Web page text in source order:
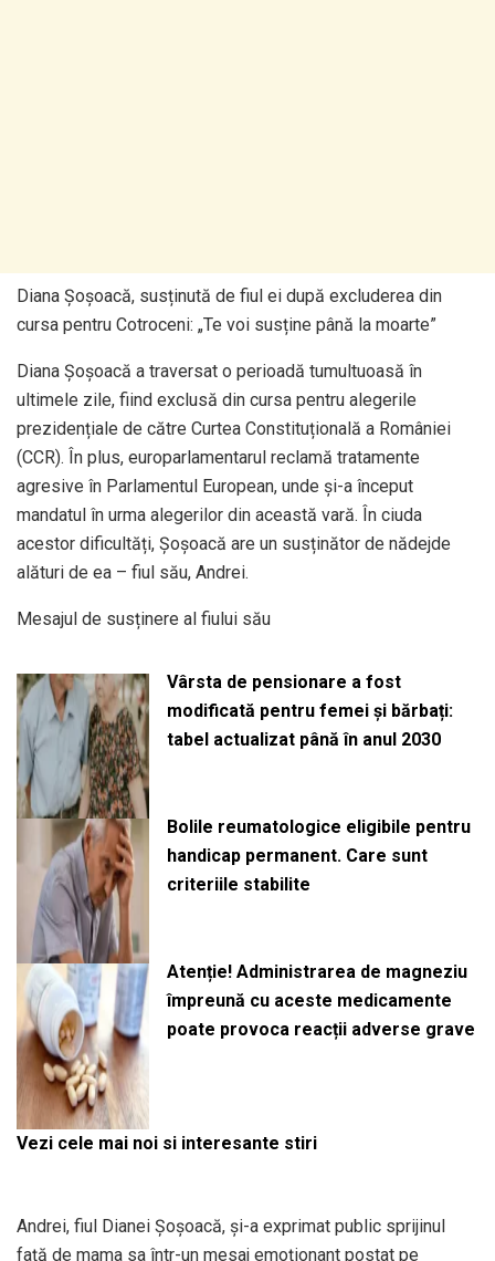
Diana Șoșoacă, susținută de fiul ei după excluderea din
cursa pentru Cotroceni: „Te voi susține până la moarte”
Diana Șoșoacă a traversat o perioadă tumultuoasă în
ultimele zile, fiind exclusă din cursa pentru alegerile
prezidențiale de către Curtea Constituțională a României
(CCR). În plus, europarlamentarul reclamă tratamente
agresive în Parlamentul European, unde și-a început
mandatul în urma alegerilor din această vară. În ciuda
acestor dificultăți, Șoșoacă are un susținător de nădejde
alături de ea – fiul său, Andrei.
Mesajul de susținere al fiului său
Vârsta de pensionare a fost
modificată pentru femei și bărbați:
tabel actualizat până în anul 2030
Bolile reumatologice eligibile pentru
handicap permanent. Care sunt
criteriile stabilite
Atenție! Administrarea de magneziu
împreună cu aceste medicamente
poate provoca reacții adverse grave
Vezi cele mai noi si interesante stiri
Andrei, fiul Dianei Șoșoacă, și-a exprimat public sprijinul
față de mama sa într-un mesaj emoționant postat pe